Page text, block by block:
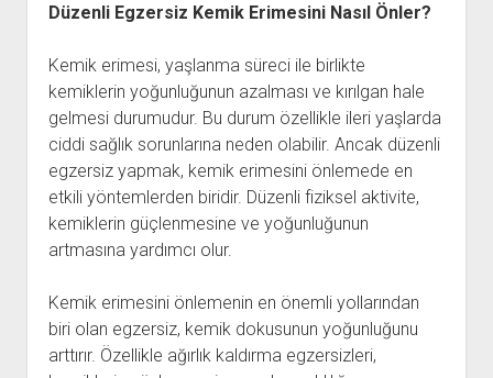
Düzenli Egzersiz Kemik Erimesini Nasıl Önler?
Kemik erimesi, yaşlanma süreci ile birlikte
kemiklerin yoğunluğunun azalması ve kırılgan hale
gelmesi durumudur. Bu durum özellikle ileri yaşlarda
ciddi sağlık sorunlarına neden olabilir. Ancak düzenli
egzersiz yapmak, kemik erimesini önlemede en
etkili yöntemlerden biridir. Düzenli fiziksel aktivite,
kemiklerin güçlenmesine ve yoğunluğunun
artmasına yardımcı olur.
Kemik erimesini önlemenin en önemli yollarından
biri olan egzersiz, kemik dokusunun yoğunluğunu
arttırır. Özellikle ağırlık kaldırma egzersizleri,